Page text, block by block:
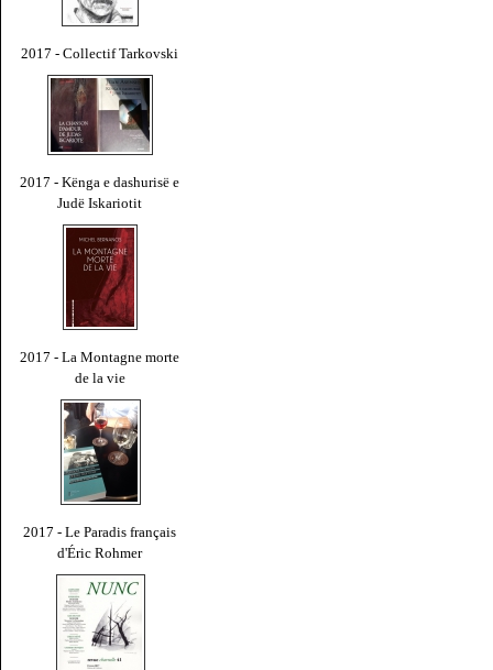
2017 - Collectif Tarkovski
2017 - Kënga e dashurisë e
Judë Iskariotit
2017 - La Montagne morte
de la vie
2017 - Le Paradis français
d'Éric Rohmer